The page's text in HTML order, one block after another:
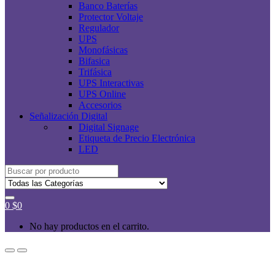
Banco Baterías
Protector Voltaje
Regulador
UPS
Monofásicas
Bifasica
Trifásica
UPS Interactivas
UPS Online
Accesorios
Señalización Digital
Digital Signage
Etiqueta de Precio Electrónica
LED
Buscar
por:
0 $0
No hay productos en el carrito.